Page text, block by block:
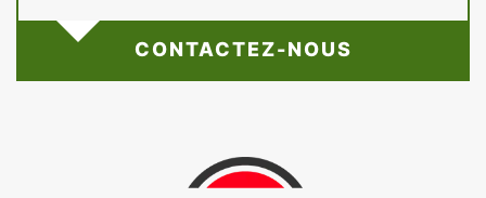
CONTACTEZ-NOUS